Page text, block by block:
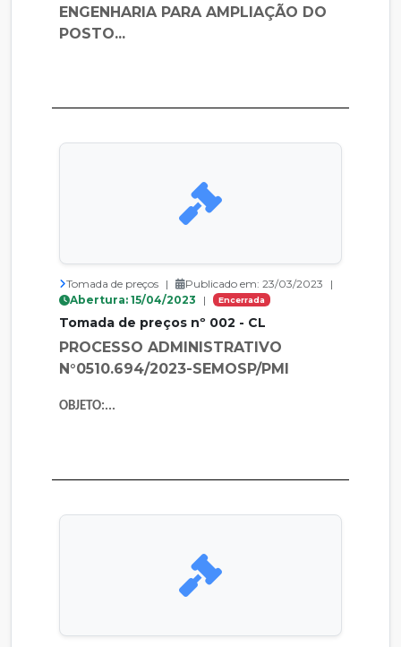
ENGENHARIA PARA AMPLIAÇÃO DO
POSTO...
Tomada de preços | Publicado em: 23/03/2023
|
Abertura: 15/04/2023
| Encerrada
Tomada de preços nº 002 - CL
PROCESSO ADMINISTRATIVO
N°0510.694/2023-SEMOSP/PMI
OBJETO:...